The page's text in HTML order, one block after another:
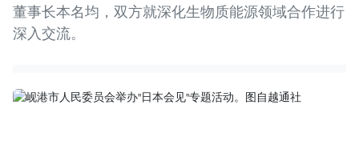
董事长本名均，双方就深化生物质能源领域合作进行
深入交流。